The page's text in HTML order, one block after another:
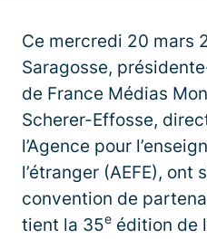
Ce mercredi 20 mars
Saragosse,
de France Médias
Scherer-Effosse,
l’Agence pour
l’étranger (AEFE), ont
convention de
tient la 35e édition de